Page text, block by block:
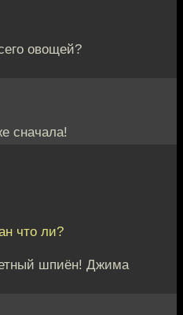
овощей?
сначала!
что ли?
шпиён! Джима